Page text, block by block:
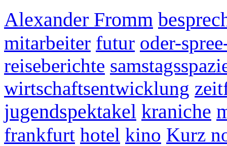
Alexander Fromm
mitarbeiter futur oder-
reiseberichte
wirtschaftsentwicklung
jugendspektakel kraniche
frankfurt hotel kino Kurz